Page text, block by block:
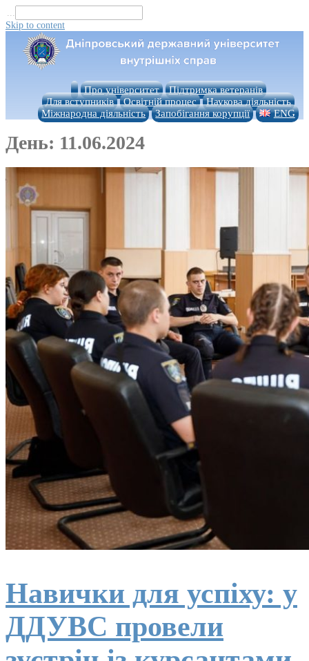
...
Skip to content
Про університет
Підтримка ветеранів
Для вступників
Освітній процес
Наукова діяльність
Міжнародна діяльність
Запобігання корупції ENG
День: 11.06.2024
Навички для успіху: у
ДДУВС провели